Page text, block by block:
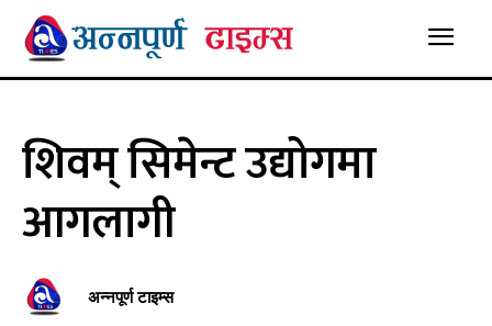
शिवम् सिमेन्ट उद्योगमा
आगलागी
अन्नपूर्ण टाइम्स